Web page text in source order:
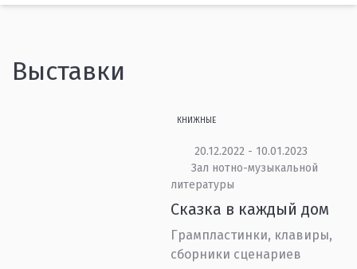
Выставки
КНИЖНЫЕ
20.12.2022 - 10.01.2023
Зал нотно-музыкальной
литературы
Сказка в каждый дом
Грампластинки, клавиры,
сборники сценариев